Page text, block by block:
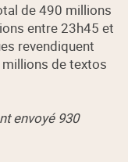
de 490 millions
entre 23h45 et
revendiquent
de textos
envoyé 930